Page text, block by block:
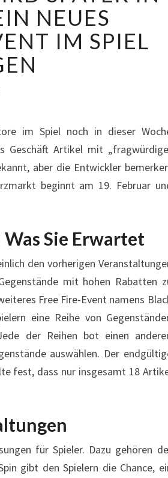
NEUES
IM SPIEL
im Spiel noch in dieser
Geschäft Artikel mit
aber die Entwickler
beginnt am 19. Februar
Sie Erwartet
den vorherigen
mit hohen Rabatten
Free Fire-Event namens
eine Reihe von
der Reihen bot einen
auswählen. Der
fest, dass nur insgesamt 18
für Spieler. Dazu gehören
gibt den Spielern die Chance,